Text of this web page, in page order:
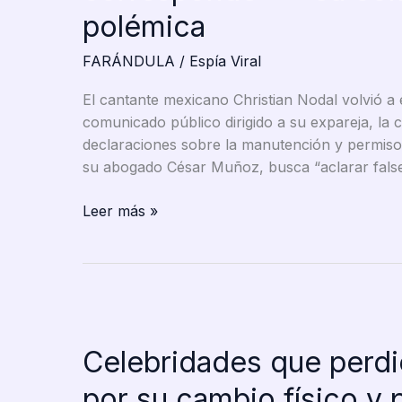
polémica
FARÁNDULA / Espía Viral
El cantante mexicano Christian Nodal volvió
comunicado público dirigido a su expareja, la
declaraciones sobre la manutención y
su abogado César Muñoz, busca “aclarar
Christian
“He
cumplido
Leer más »
Celebridades que